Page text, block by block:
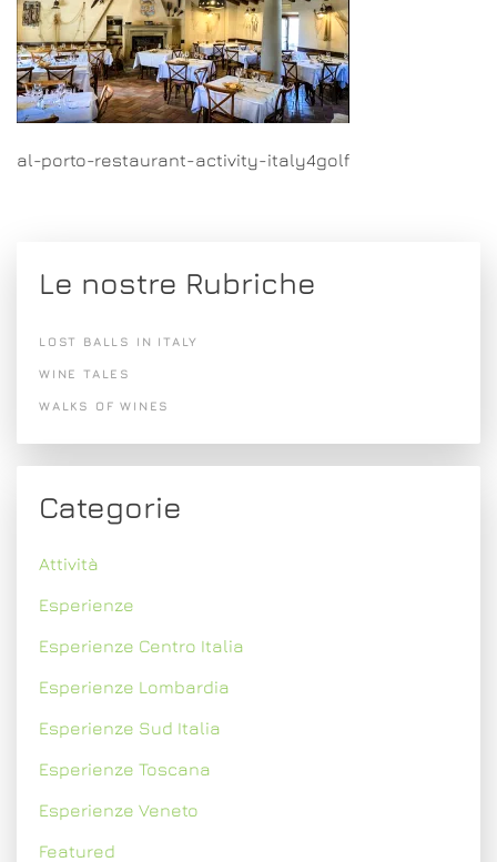
al-porto-restaurant-activity-italy4golf
Le nostre Rubriche
LOST BALLS IN ITALY
WINE TALES
WALKS OF WINES
Categorie
Attività
Esperienze
Esperienze Centro Italia
Esperienze Lombardia
Esperienze Sud Italia
Esperienze Toscana
Esperienze Veneto
Featured